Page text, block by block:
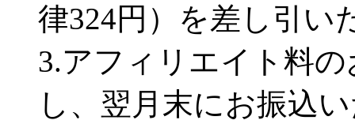
律324円）を差し引い
3.アフィリエイト料
し、翌月末にお振込